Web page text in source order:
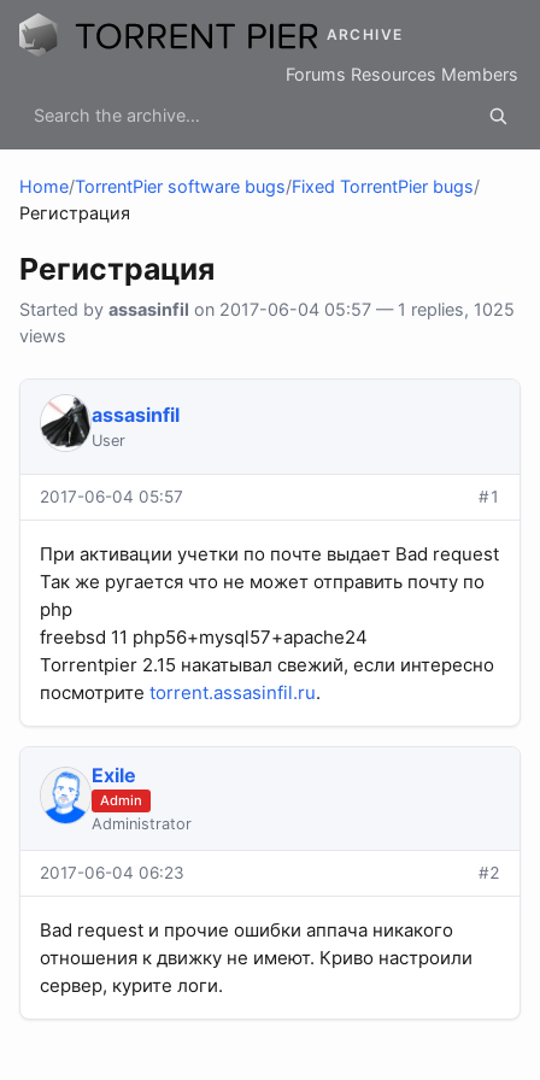
ARCHIVE
Forums Resources Members
Home/TorrentPier software bugs/Fixed TorrentPier bugs/
Регистрация
Регистрация
Started by assasinfil on 2017-06-04 05:57 — 1 replies, 1025
views
assasinfil
User
2017-06-04 05:57 #1
При активации учетки по почте выдает Bad request
Так же ругается что не может отправить почту по
php
freebsd 11 php56+mysql57+apache24
Torrentpier 2.15 накатывал свежий, если интересно
посмотрите torrent.assasinfil.ru.
Exile
Admin
Administrator
2017-06-04 06:23 #2
Bad request и прочие ошибки аппача никакого
отношения к движку не имеют. Криво настроили
сервер, курите логи.